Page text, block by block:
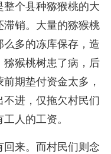
个县种猕猴桃的大
滞销。大量的猕猴桃
多的冻库保存，造
猕猴桃树患了病，后
期垫付资金太多，
进，仅拖欠村民们
人的工资。
来。而村民们则念